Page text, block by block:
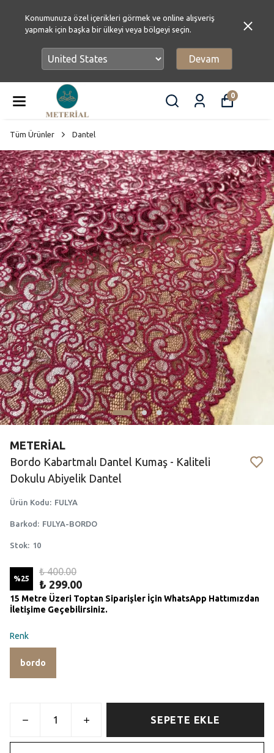
Konumunuza özel içerikleri görmek ve online alışveriş
yapmak için başka bir ülkeyi veya bölgeyi seçin.
Devam
0
Tüm Ürünler Dantel
METERİAL
Bordo Kabartmalı Dantel Kumaş - Kaliteli
Dokulu Abiyelik Dantel
Ürün Kodu: FULYA
Barkod : FULYA-BORDO
Stok: 10
%25
₺ 400.00
₺ 299.00
15 Metre Üzeri Toptan Siparişler İçin WhatsApp Hattımızdan
İletişime Geçebilirsiniz.
Renk
bordo
SEPETE EKLE